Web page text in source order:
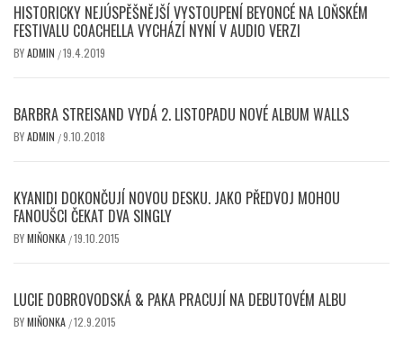
HISTORICKY NEJÚSPĚŠNĚJŠÍ VYSTOUPENÍ BEYONCÉ NA LOŇSKÉM
FESTIVALU COACHELLA VYCHÁZÍ NYNÍ V AUDIO VERZI
BYADMIN /19.4.2019
BARBRA STREISAND VYDÁ 2. LISTOPADU NOVÉ ALBUM WALLS
BYADMIN /9.10.2018
KYANIDI DOKONČUJÍ NOVOU DESKU. JAKO PŘEDVOJ MOHOU
FANOUŠCI ČEKAT DVA SINGLY
BYMIŇONKA /19.10.2015
LUCIE DOBROVODSKÁ & PAKA PRACUJÍ NA DEBUTOVÉM ALBU
BYMIŇONKA /12.9.2015